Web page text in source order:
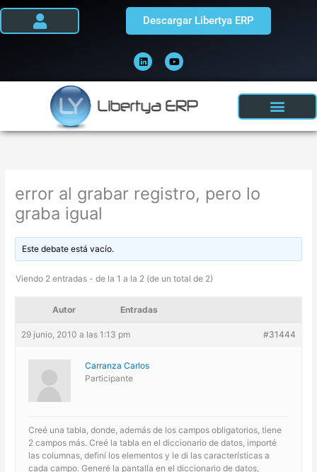
Ir
i
n
k
e
i
n
o
u
t
u
e
Descargar Libertya ERP
error al grabar registro, pero lo
graba igual
Este debate está vacío.
Viendo 2 entradas - de la 1 a la 2 (de un total de 2)
Autor Entradas
29 junio, 2010 a las 1:13 pm #31444
Carranza Carlos
Participante
Creé una tabla, donde, además de los campos obligatorios, tiene
2 campos más. Creé la tabla en el diccionario de datos, importé
las columnas, definí los elementos y le di las características a
cada campo. Generé la pantalla en el diccionario de datos,